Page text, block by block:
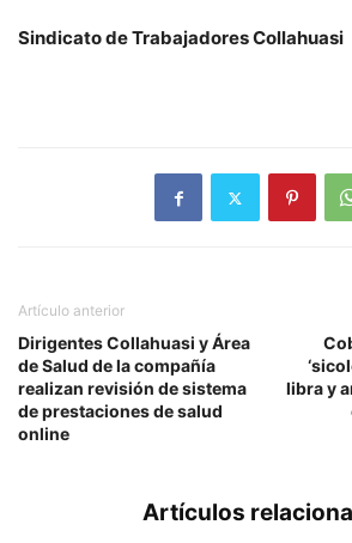
Sindicato de Trabajadores Collahuasi
Artículo anterior
Dirigentes Collahuasi y Área
de Salud de la compañía
realizan revisión de sistema
de prestaciones de salud
online
libra y
Artículos